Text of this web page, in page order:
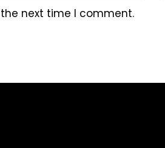
next time I comment.